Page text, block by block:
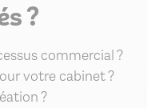
?
commercial ?
votre cabinet ?
?